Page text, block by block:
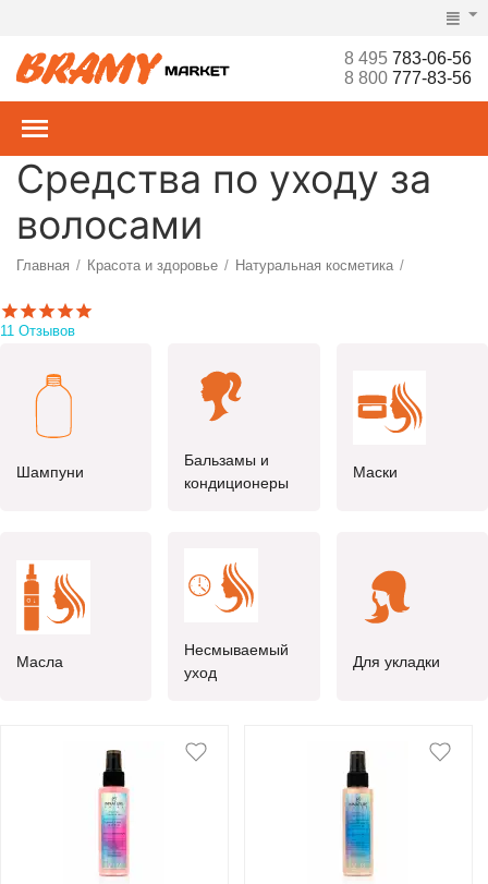
8 495783-06-56
8 800777-83-56
Средства по уходу за
волосами
Главная / Красота и здоровье / Натуральная косметика /
11 Отзывов
Шампуни
Бальзамы и
кондиционеры
Маски
Масла
Несмываемый
уход
Для укладки